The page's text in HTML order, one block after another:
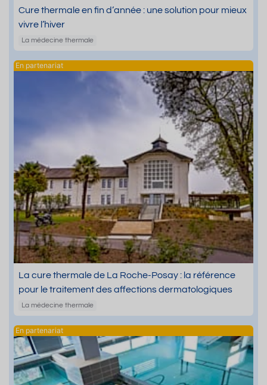
Cure thermale en fin d’année : une solution pour mieux
vivre l’hiver
La médecine thermale
La cure thermale de La Roche-Posay : la référence
pour le traitement des affections dermatologiques
La médecine thermale